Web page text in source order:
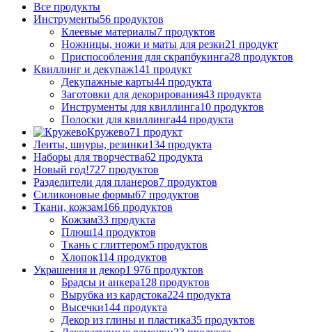
Все продукты
Инструменты56 продуктов
Клеевые материалы7 продуктов
Ножницы, ножи и маты для резки21 продукт
Приспособления для скрапбукинга28 продуктов
Квиллинг и декупаж141 продукт
Декупажные карты44 продукта
Заготовки для декорирования43 продукта
Инструменты для квиллинга10 продуктов
Полоски для квиллинга44 продукта
Кружево71 продукт
Ленты, шнуры, резинки134 продукта
Наборы для творчества62 продукта
Новый год!727 продуктов
Разделители для планеров7 продуктов
Силиконовые формы67 продуктов
Ткани, кожзам166 продуктов
Кожзам33 продукта
Плюш14 продуктов
Ткань с глиттером5 продуктов
Хлопок114 продуктов
Украшения и декор1 976 продуктов
Брадсы и анкера128 продуктов
Вырубка из кардстока224 продукта
Высечки144 продукта
Декор из глины и пластика35 продуктов